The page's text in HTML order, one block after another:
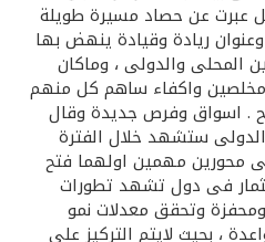
عبرت عن حصاد مسيرة طويلة
وعنوان ريادة وقيادة ينهض بها
المحلى والدولى ، وماكان
مخلصين واكفاء ساهم كل منهم
. اسواق وفرص جديدة وقال
ستشهد خلال الفترة
محورين مهمين اولهما فتح
فى دول تشهد تطورات
ومحفزة وتحقق معدلات نمو
، بحيث لايتم التركيز على